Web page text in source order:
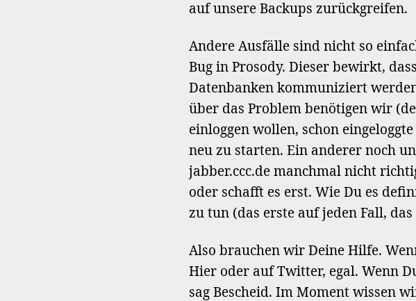
auf unsere Backups zurückgreifen.
Andere Ausfälle sind nicht so
Bug in Prosody. Dieser bewirkt,
Datenbanken kommuniziert
über das Problem benötigen wir
einloggen wollen, schon
neu zu starten. Ein anderer noch
jabber.ccc.de manchmal nicht
oder schafft es erst. Wie Du es
zu tun (das erste auf jeden Fall,
Also brauchen wir Deine Hilfe.
Hier oder auf Twitter, egal. Wenn
sag Bescheid. Im Moment wissen